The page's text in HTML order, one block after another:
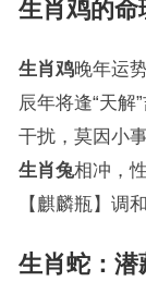
生肖鸡的命
生肖鸡晚年运
辰年将逢“天解
干扰，莫因小
生肖兔相冲，
【麒麟瓶】调
生肖蛇：潜